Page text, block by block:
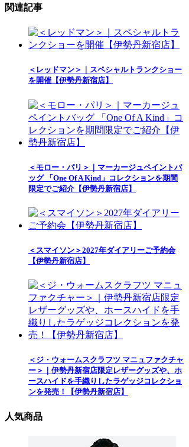
関連記事
＜レッドマン＞｜スペシャルトランクショー
を開催【伊勢丹新宿店】
＜モロー・パリ＞｜マーカージュペイントバ
ッグ 「One Of A Kind」コレクションを期間
限定でご紹介【伊勢丹新宿店】
＜スマイソン＞2027年ダイアリーご予約会
【伊勢丹新宿店】
＜ジ・ウォームスクラフツ マニュファクチャ
ー＞｜伊勢丹新宿店限定レザーグッズや、ホ
ースハイドを手織りしたラゲッジコレクショ
ンを発売！【伊勢丹新宿店】
人気商品